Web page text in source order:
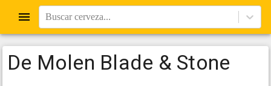
Buscar cerveza...
De Molen Blade & Stone